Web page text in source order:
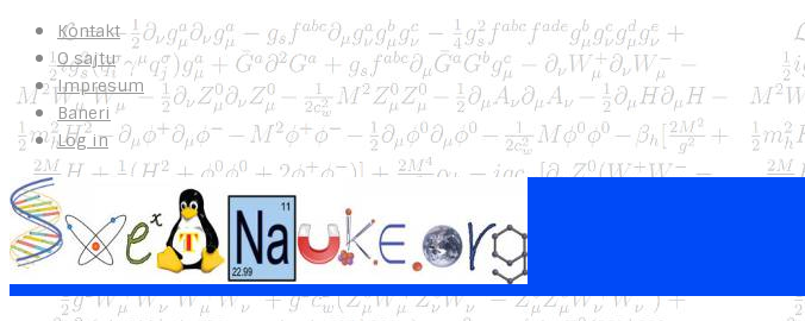
Kontakt
O sajtu
Impresum
Baneri
Log in